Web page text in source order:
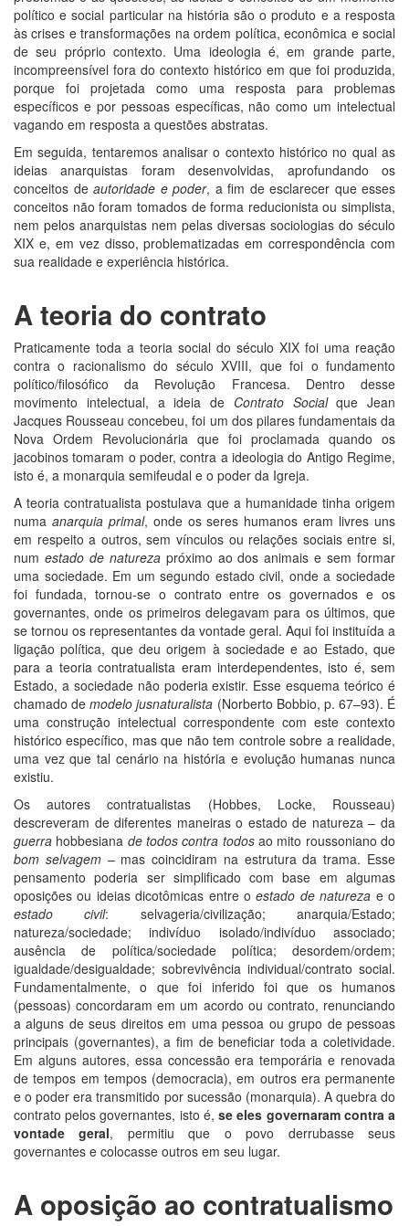
político e social particular na história são o produto e a resposta
às crises e transformações na ordem política, econômica e social
de seu próprio contexto. Uma ideologia é, em grande parte,
incompreensível fora do contexto histórico em que foi produzida,
porque foi projetada como uma resposta para problemas
específicos e por pessoas específicas, não como um intelectual
vagando em resposta a questões abstratas.
Em seguida, tentaremos analisar o contexto histórico no qual as
ideias anarquistas foram desenvolvidas, aprofundando os
conceitos de autoridade e poder, a fim de esclarecer que esses
conceitos não foram tomados de forma reducionista ou simplista,
nem pelos anarquistas nem pelas diversas sociologias do século
XIX e, em vez disso, problematizadas em correspondência com
sua realidade e experiência histórica.
A teoria do contrato
Praticamente toda a teoria social do século XIX foi uma reação
contra o racionalismo do século XVIII, que foi o fundamento
político/filosófico da Revolução Francesa. Dentro desse
movimento intelectual, a ideia de Contrato Socialque Jean
Jacques Rousseau concebeu, foi um dos pilares fundamentais da
Nova Ordem Revolucionária que foi proclamada quando os
jacobinos tomaram o poder, contra a ideologia do Antigo Regime,
isto é, a monarquia semifeudal e o poder da Igreja.
A teoria contratualista postulava que a humanidade tinha origem
numa anarquia primal, onde os seres humanos eram livres uns
em respeito a outros, sem vínculos ou relações sociais entre si,
num estado de naturezapróximo ao dos animais e sem formar
uma sociedade. Em um segundo estado civil, onde a sociedade
foi fundada, tornou-se o contrato entre os governados e os
governantes, onde os primeiros delegavam para os últimos, que
se tornou os representantes da vontade geral. Aqui foi instituída a
ligação política, que deu origem à sociedade e ao Estado, que
para a teoria contratualista eram interdependentes, isto é, sem
Estado, a sociedade não poderia existir. Esse esquema teórico é
chamado demodelo jusnaturalista (Norberto Bobbio, p. 67–93). É
uma construção intelectual correspondente com este contexto
histórico específico, mas que não tem controle sobre a realidade,
uma vez que tal cenário na história e evolução humanas nunca
existiu.
Os autores contratualistas (Hobbes, Locke, Rousseau)
descreveram de diferentes maneiras o estado de natureza – da
guerra hobbesiana de todos contra todosao mito roussoniano do
bom selvagem– mas coincidiram na estrutura da trama. Esse
pensamento poderia ser simplificado com base em algumas
oposições ou ideias dicotômicas entre oestado de natureza e o
estado civil: selvageria/civilização; anarquia/Estado;
natureza/sociedade; indivíduo isolado/indivíduo associado;
ausência de política/sociedade política; desordem/ordem;
igualdade/desigualdade; sobrevivência individual/contrato social.
Fundamentalmente, o que foi inferido foi que os humanos
(pessoas) concordaram em um acordo ou contrato, renunciando
a alguns de seus direitos em uma pessoa ou grupo de pessoas
principais (governantes), a fim de beneficiar toda a coletividade.
Em alguns autores, essa concessão era temporária e renovada
de tempos em tempos (democracia), em outros era permanente
e o poder era transmitido por sucessão (monarquia). A quebra do
contrato pelos governantes, isto é,se eles governaram contra a
vontade geral, permitiu que o povo derrubasse seus
governantes e colocasse outros em seu lugar.
A oposição ao contratualismo